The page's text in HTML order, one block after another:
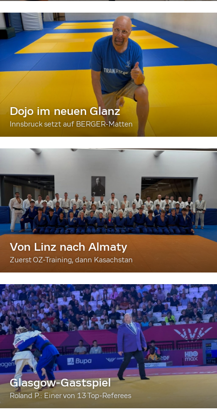
Dojo im neuen Glanz
Innsbruck setzt auf BERGER-Matten
Von Linz nach Almaty
Zuerst OZ-Training, dann Kasachstan
Glasgow-Gastspiel
Roland P.: Einer von 13 Top-Referees